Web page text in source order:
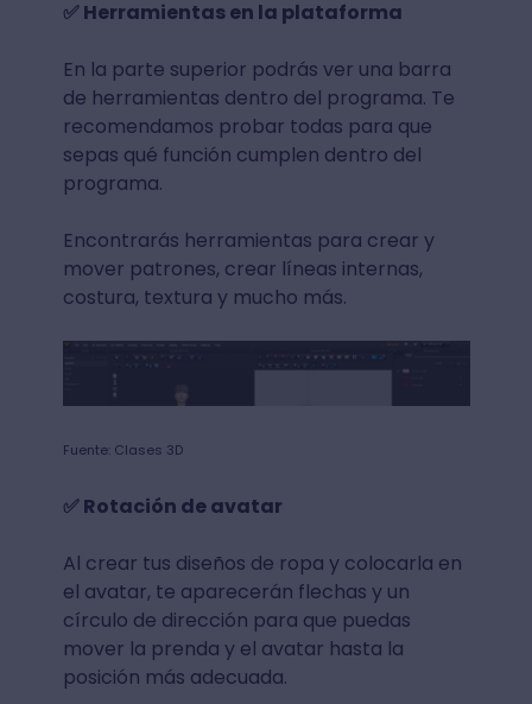
✅ Herramientas en la plataforma
En la parte superior podrás ver una barra
de herramientas dentro del programa. Te
recomendamos probar todas para que
sepas qué función cumplen dentro del
programa.
Encontrarás herramientas para crear y
mover patrones, crear líneas internas,
costura, textura y mucho más.
Fuente: Clases 3D
✅ Rotación de avatar
Al crear tus diseños de ropa y colocarla en
el avatar, te aparecerán flechas y un
círculo de dirección para que puedas
mover la prenda y el avatar hasta la
posición más adecuada.